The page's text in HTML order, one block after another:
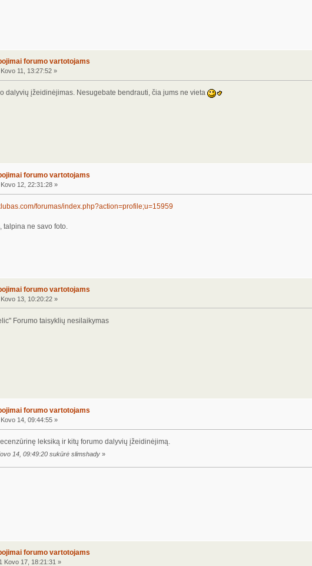
forumo vartotojams
11, 13:27:52 »
dalyvių įžeidinėjimas. Nesugebate bendrauti, čia jums ne vieta
forumo vartotojams
12, 22:31:28 »
forumas/index.php?action=profile;u=15959
talpina ne savo foto.
forumo vartotojams
13, 10:20:22 »
Forumo taisyklių nesilaikymas
forumo vartotojams
14, 09:44:55 »
leksiką ir kitų forumo dalyvių įžeidinėjimą.
14, 09:49:20 sukūrė slimshady»
forumo vartotojams
Kovo 17, 18:21:31 »